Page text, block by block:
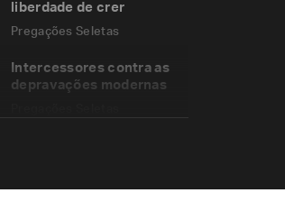
liberdade de crer
Pregações Seletas
Intercessores contra as
depravações modernas